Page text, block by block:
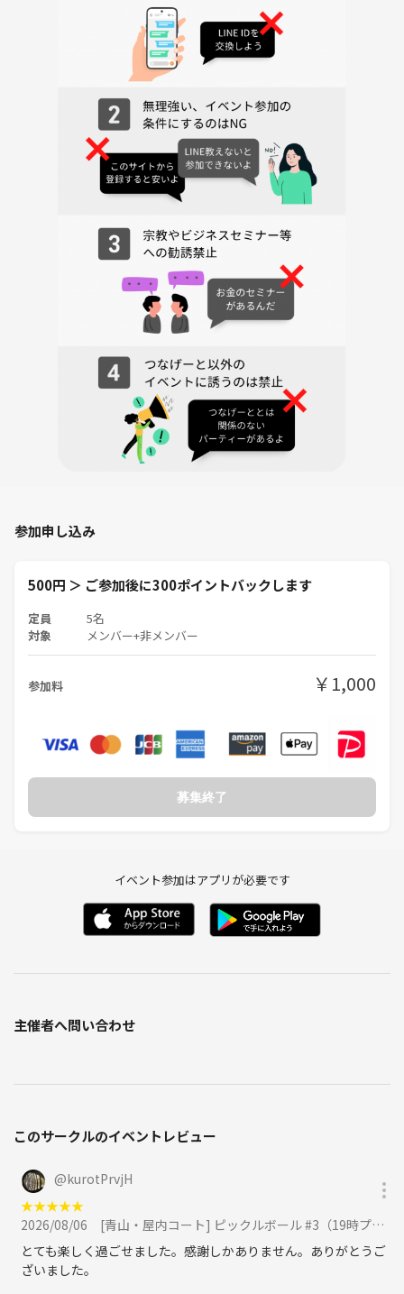
参加申し込み
500円 ＞ ご参加後に300ポイントバックします
定員 5名
対象 メンバー+非メンバー
参加料 ￥1,000
募集終了
イベント参加はアプリが必要です
主催者へ問い合わせ
このサークルのイベントレビュー
@kurotPrvjH
★★★★★
2026/08/06
[青山・屋内コート] ピックルボール #3（19時プラン・20時プランから選択してください）に参加
とても楽しく過ごせました。感謝しかありません。ありがとうご
ざいました。